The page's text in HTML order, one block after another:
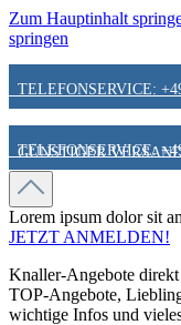
Zum Hauptinhalt
springen
TELEFONSERVICE:
GÜNSTIGER
FAIR &
HINWEIS ZU
TELEFONSERVICE:
GÜNSTIGER
FAIR &
Lorem ipsum dolor sit
JETZT ANMELDEN!
Knaller-Angebote
TOP-Angebote,
wichtige Infos und